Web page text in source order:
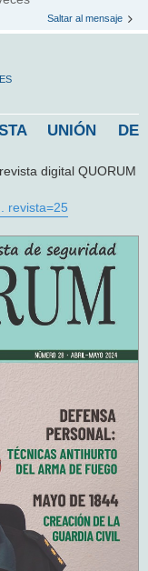
Saltar al mensaje
UNIÓN DE
digital QUORUM
revista=25